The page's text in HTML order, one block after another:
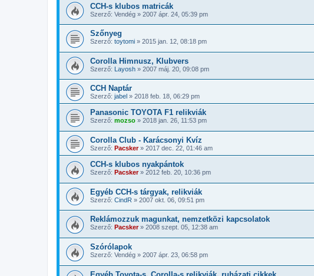
CCH-s klubos matricák
Szerző: Vendég » 2007 ápr. 24, 05:39 pm
Szőnyeg
Szerző: toytomi » 2015 jan. 12, 08:18 pm
Corolla Himnusz, Klubvers
Szerző: Layosh » 2007 máj. 20, 09:08 pm
CCH Naptár
Szerző: jabel » 2018 feb. 18, 06:29 pm
Panasonic TOYOTA F1 relikviák
Szerző: mozso » 2018 jan. 26, 11:53 pm
Corolla Club - Karácsonyi Kvíz
Szerző: Pacsker» 2017 dec. 22, 01:46 am
CCH-s klubos nyakpántok
Szerző: Pacsker» 2012 feb. 20, 10:36 pm
Egyéb CCH-s tárgyak, relikviák
Szerző: CindR » 2007 okt. 06, 09:51 pm
Reklámozzuk magunkat, nemzetközi kapcsolatok
Szerző: Pacsker» 2008 szept. 05, 12:38 am
Szórólapok
Szerző: Vendég » 2007 ápr. 23, 06:58 pm